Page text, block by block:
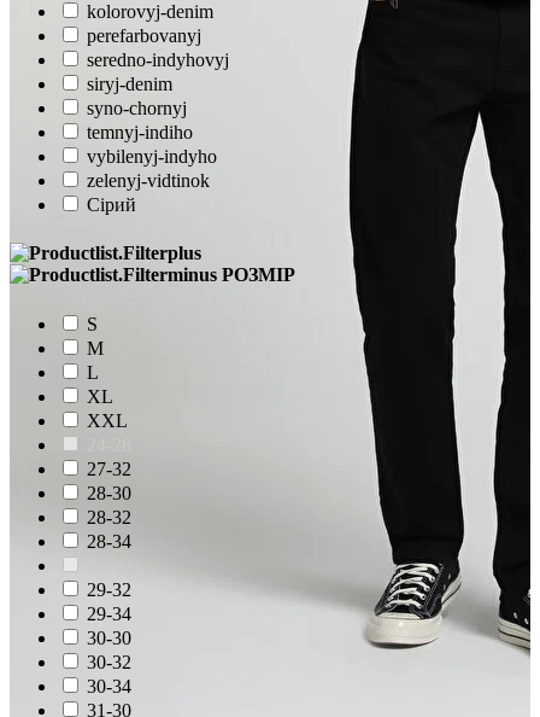
kolorovyj-denim
perefarbovanyj
seredno-indyhovyj
siryj-denim
syno-chornyj
temnyj-indiho
vybilenyj-indyho
zelenyj-vidtinok
Сірий
РОЗМІР
S
M
L
XL
XXL
27-32
28-30
28-32
28-34
29-32
29-34
30-30
30-32
30-34
31-30